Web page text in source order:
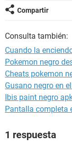
Compartir
Consulta también:
Cuando la
Pokemon negro
Cheats pokemon
Gusano negro en
Ibis paint negro
Pantalla completa
1 respuesta